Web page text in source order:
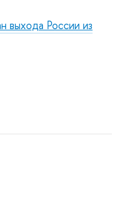
выхода России из